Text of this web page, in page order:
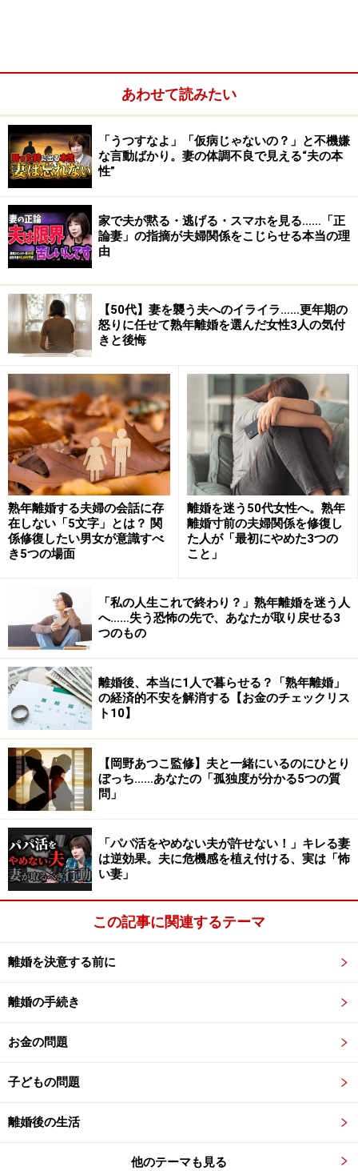
セックスレス、何が原因？
そして、セックスレスの原因…は？「面倒くさい」「仕
事や育児で疲れている」「他に楽しいことがある」「浮
気相手がいる」「出産後なんとなく」「男女というより
家族になって」「住宅事情」「相性が悪い」「いつでも
できると思ったらしなくなってしまった」etc…。
「どちらからともなく」セックスレスになってしまった
夫婦は、本当はどちらかがそのことを不満に思っている
のに、「今更口に出せない」、「それについては禁句状
態」というケースが多いようです。そんなカップルは、
そのまま放っておいてはいけません。時間が経てば経つ
ほど、溝は深くなってしまいます。
「話し合おう」、なんて言わず、夫婦なのですから、一
緒にベッドに入ればいいのです。そこで、すんなりおよ
理由がはっきりしたら、改善すべくどんな工夫と努力が
要るのか見えてくるはずですから…。
※記事内容は執筆時点のものです。最新の内容をご確認くださ
い。
1/2
あわせて読みたい
「うつすなよ」「仮病じゃないの？」と不機嫌
な言動ばかり。妻の体調不良で見える“夫の本
性”
家で夫が黙る・逃げる・スマホを見る……「正
論妻」の指摘が夫婦関係をこじらせる本当の理
由
【50代】妻を襲う夫へのイライラ……更年期の
怒りに任せて熟年離婚を選んだ女性3人の気付
きと後悔
熟年離婚する夫婦の会話に存
在しない「5文字」とは？ 関
係修復したい男女が意識すべ
き5つの場面
離婚を迷う50代女性へ。熟年
離婚寸前の夫婦関係を修復し
た人が「最初にやめた3つの
こと」
「私の人生これで終わり？」熟年離婚を迷う人
へ……失う恐怖の先で、あなたが取り戻せる3
つのもの
離婚後、本当に1人で暮らせる？「熟年離婚」
の経済的不安を解消する【お金のチェックリス
ト10】
【岡野あつこ監修】夫と一緒にいるのにひとり
ぼっち……あなたの「孤独度が分かる5つの質
問」
「パパ活をやめない夫が許せない！」キレる妻
は逆効果。夫に危機感を植え付ける、実は「怖
い妻」
この記事に関連するテーマ
離婚を決意する前に
離婚の手続き
お金の問題
子どもの問題
離婚後の生活
他のテーマも見る